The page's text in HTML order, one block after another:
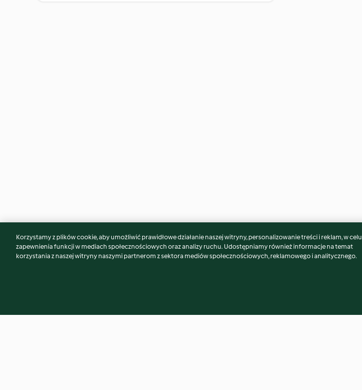
Może spodoba Ci się również...
Korzystamy z plików cookie, aby umożliwić prawidłowe działanie naszej witryny, personalizowanie treści i reklam, w celu
zapewnienia funkcji w mediach społecznościowych oraz analizy ruchu. Udostępniamy również informacje na temat
korzystania z naszej witryny naszymi partnerom z sektora mediów społecznościowych, reklamowego i analitycznego.